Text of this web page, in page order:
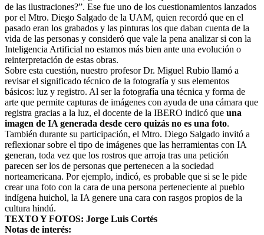
de las ilustraciones?”. Ese fue uno de los cuestionamientos lanzados
por el Mtro. Diego Salgado de la UAM, quien recordó que en el
pasado eran los grabados y las pinturas los que daban cuenta de la
vida de las personas y consideró que vale la pena analizar si con la
Inteligencia Artificial no estamos más bien ante una evolución o
reinterpretación de estas obras.
Sobre esta cuestión, nuestro profesor Dr. Miguel Rubio llamó a
revisar el significado técnico de la fotografía y sus elementos
básicos: luz y registro. Al ser la fotografía una técnica y forma de
arte que permite capturas de imágenes con ayuda de una cámara que
registra gracias a la luz, el docente de la IBERO indicó que una
imagen de IA generada desde cero quizás no es una foto.
También durante su participación, el Mtro. Diego Salgado invitó a
reflexionar sobre el tipo de imágenes que las herramientas con IA
generan, toda vez que los rostros que arroja tras una petición
parecen ser los de personas que pertenecen a la sociedad
norteamericana. Por ejemplo, indicó, es probable que si se le pide
crear una foto con la cara de una persona perteneciente al pueblo
indígena huichol, la IA genere una cara con rasgos propios de la
cultura hindú.
TEXTO Y FOTOS: Jorge Luis Cortés
Notas de interés: